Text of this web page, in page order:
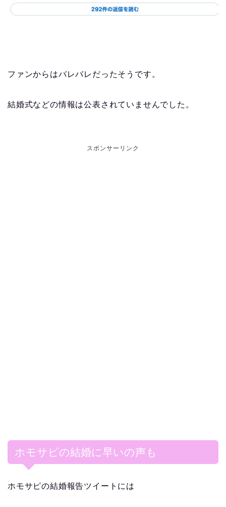
ファンからはバレバレだったそうです。
結婚式などの情報は公表されていませんでした。
スポンサーリンク
ホモサピの結婚に早いの声も
ホモサピの結婚報告ツイートには